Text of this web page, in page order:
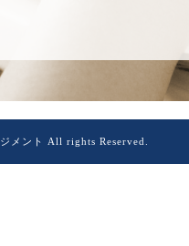
メント All rights Reserved.